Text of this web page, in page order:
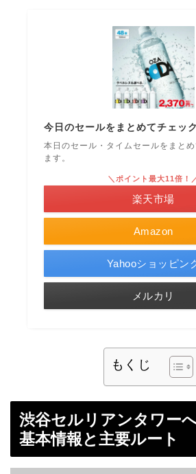
今日のセールをまとめてチェック
本日のセール・タイムセールをまと
ます。
Amazon
＼ポイント最大11倍！
楽天市場
Yahooショッピン
メルカリ
もくじ
渋谷セルリアンタワー
基本情報と主要ルート